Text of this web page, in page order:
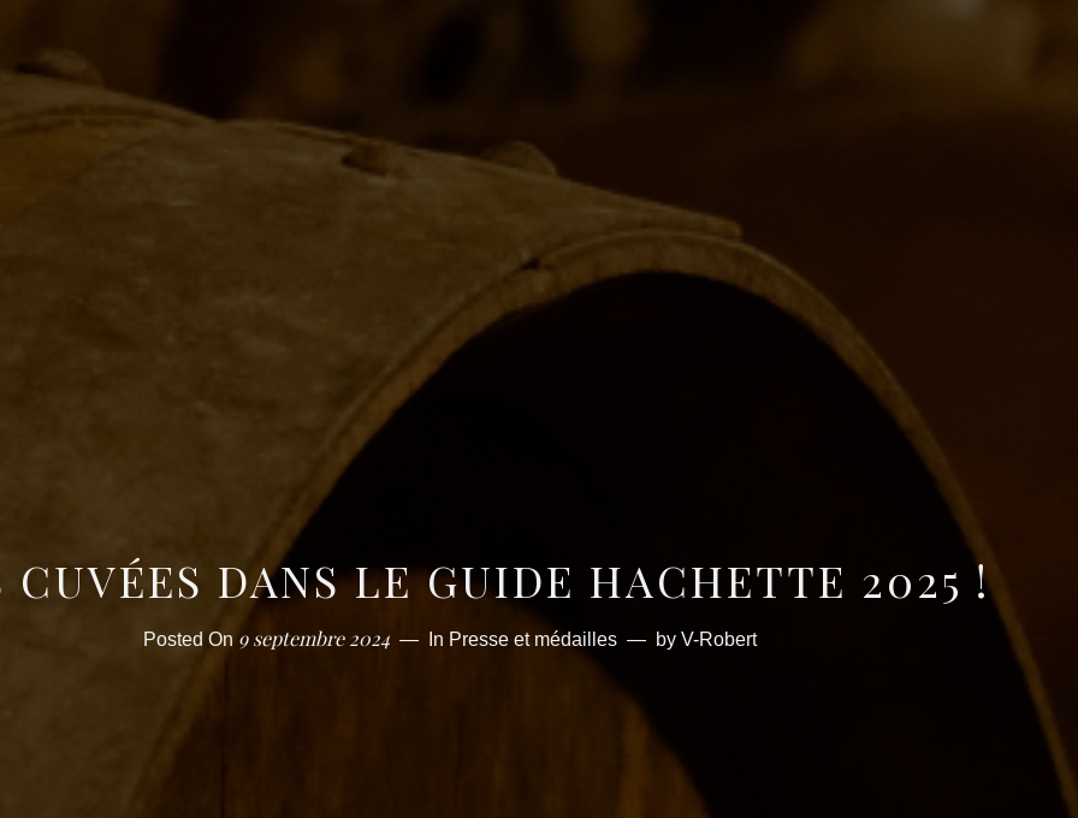
CUVÉES DANS LE GUIDE HACHETTE 2025 !
Posted On 9 septembre 2024 In Presse et médailles by V-Robert